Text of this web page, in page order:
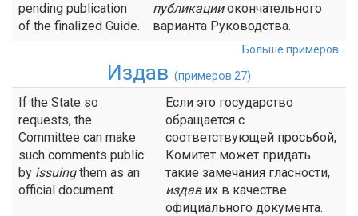
pending publication
of the finalized Guide.
публикацииокончательного
варианта Руководства.
Больше примеров...
Издав (примеров 27)
If the State so
requests, the
Committee can make
such comments public
by issuingthem as an
official document.
Если это государство
обращается с
соответствующей просьбой,
Комитет может придать
такие замечания гласности,
издавих в качестве
официального документа.